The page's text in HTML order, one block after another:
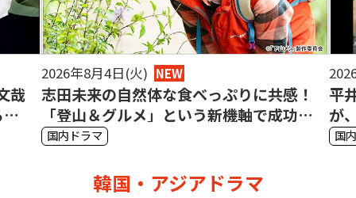
！
2026年8月1日(土) NEW
平井美葉(BEYOOOOONDS)×高野洸
が、がんばりすぎる人々へ送るドラマ
「がんばって、がんばらない」
国内ドラマ
今
マ
～
国
韓国・アジアドラマ